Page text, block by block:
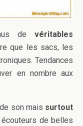
de véritables
que les sacs, les
Tendances
en nombre aux
son mais surtout
de belles